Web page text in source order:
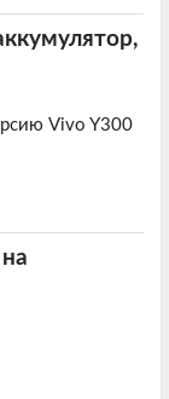
Vivo Y300